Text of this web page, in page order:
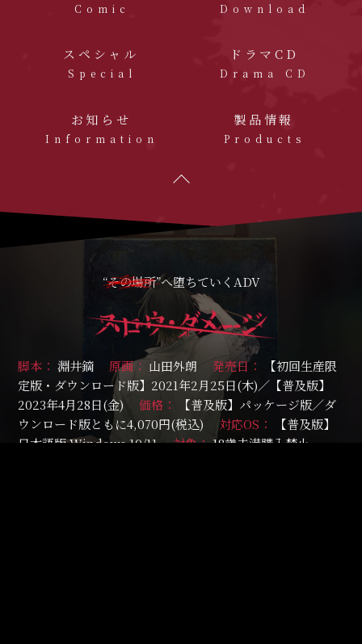
Comic Download
スペシャル
Special
ドラマCD
Drama CD
お知らせ
Information
製品情報
Products
“その場所”へ堕ちていくADV
脚本 淵井鏑 原画 山田外朗 発売日
【初回生産限
定版・ダウンロード版】2021年2月25日(木)／【普及版】
2023年4月28日(金)
価格
【普及版】パッケージ版／ダ
ウンロード版ともに4,070円(税込)
対応OS
【普及版】
日本語版 Windows 10/11
対象 18歳未満購入禁止